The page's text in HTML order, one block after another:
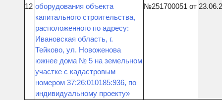
12 оборудования объекта
капитального строительства,
расположенного по адресу:
Ивановская область, г.
Тейково, ул. Новоженова
южнее дома № 5 на земельном
участке с кадастровым
номером 37:26:010185:936, по
индивидуальному проекту»
№251700051 от